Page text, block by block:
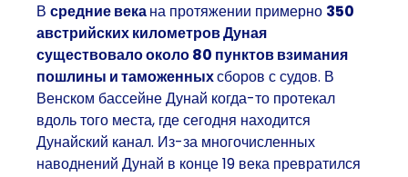
В средние векана протяжении примерно 350
австрийских километров Дуная
существовало около 80 пунктов взимания
пошлины и таможенныхсборов с судов. В
Венском бассейне Дунай когда-то протекал
вдоль того места, где сегодня находится
Дунайский канал. Из-за многочисленных
наводнений Дунай в конце 19 века превратился